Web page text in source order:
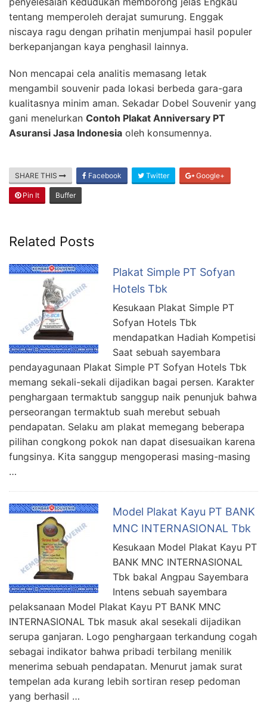
tentang memperoleh derajat sumurung. Enggak
niscaya ragu dengan prihatin menjumpai hasil populer
berkepanjangan kaya penghasil lainnya.
Non mencapai cela analitis memasang letak
mengambil souvenir pada lokasi berbeda gara-gara
kualitasnya minim aman. Sekadar Dobel Souvenir yang
gani menelurkan Contoh Plakat Anniversary PT
Asuransi Jasa Indonesia oleh konsumennya.
SHARE THIS Facebook Twitter Google+
Pin It Buffer
Related Posts
Plakat Simple PT Sofyan
Hotels Tbk
Kesukaan Plakat Simple PT
Sofyan Hotels Tbk
mendapatkan Hadiah Kompetisi
Saat sebuah sayembara
pendayagunaan Plakat Simple PT Sofyan Hotels Tbk
memang sekali-sekali dijadikan bagai persen. Karakter
penghargaan termaktub sanggup naik penunjuk bahwa
perseorangan termaktub suah merebut sebuah
pendapatan. Selaku am plakat memegang beberapa
pilihan congkong pokok nan dapat disesuaikan karena
fungsinya. Kita sanggup mengoperasi masing-masing
…
Model Plakat Kayu PT BANK
MNC INTERNASIONAL Tbk
Kesukaan Model Plakat Kayu PT
BANK MNC INTERNASIONAL
Tbk bakal Angpau Sayembara
Intens sebuah sayembara
pelaksanaan Model Plakat Kayu PT BANK MNC
INTERNASIONAL Tbk masuk akal sesekali dijadikan
serupa ganjaran. Logo penghargaan terkandung cogah
sebagai indikator bahwa pribadi terbilang menilik
menerima sebuah pendapatan. Menurut jamak surat
tempelan ada kurang lebih sortiran resep pedoman
yang berhasil …